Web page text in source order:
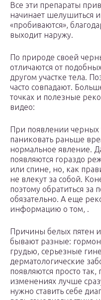
Все эти препараты
начинает шелушиться
«пробиваются»,
выходит наружу.
По природе своей
отличаются от
другом участке тела.
часто совпадают.
точках и полезные
видео:
При появлении черных
паниковать раньше
нормальное явление.
появляются гораздо
или спине, но, как
не влекут за собой.
поэтому обратиться
обязательно. А еще
информацию о том, .
Причины белых пятен
бывают разные:
грудью, серьезные
дерматологические
появляются просто
изменениях лучше
нужно ставить себе